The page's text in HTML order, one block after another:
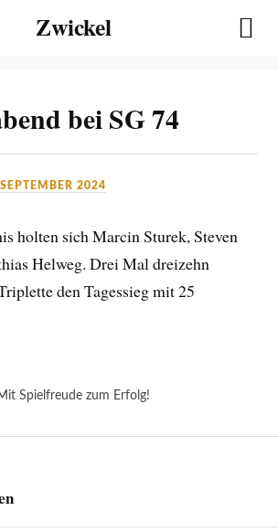
Zwickel
bei SG 74
2024
holten sich Marcin Sturek, Steven
Helweg. Drei Mal dreizehn
den Tagessieg mit 25
Spielfreude zum Erfolg!